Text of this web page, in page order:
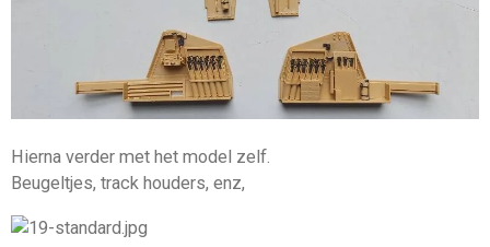
Hierna verder met het model zelf.
Beugeltjes, track houders, enz,